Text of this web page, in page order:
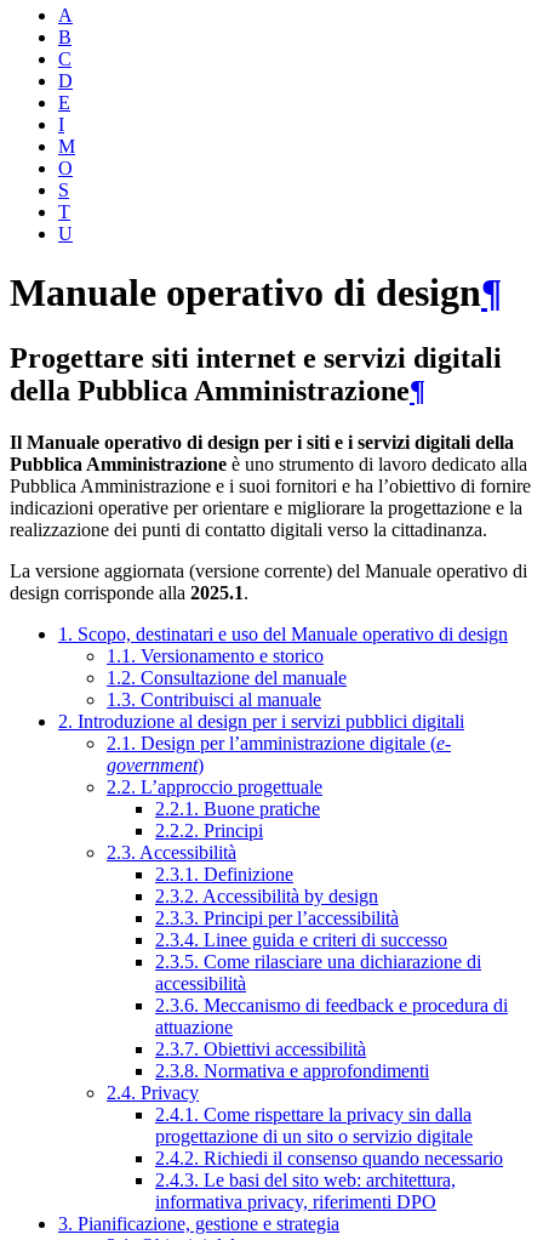
A
B
C
D
E
I
M
O
S
T
U
Manuale operativo di design¶
Progettare siti internet e servizi digitali
della Pubblica Amministrazione¶
Il Manuale operativo di design per i siti e i servizi digitali della
Pubblica Amministrazione è uno strumento di lavoro dedicato alla
Pubblica Amministrazione e i suoi fornitori e ha l’obiettivo di fornire
indicazioni operative per orientare e migliorare la progettazione e la
realizzazione dei punti di contatto digitali verso la cittadinanza.
La versione aggiornata (versione corrente) del Manuale operativo di
design corrisponde alla 2025.1.
1. Scopo, destinatari e uso del Manuale operativo di design
1.1. Versionamento e storico
1.2. Consultazione del manuale
1.3. Contribuisci al manuale
2. Introduzione al design per i servizi pubblici digitali
2.1. Design per l’amministrazione digitale (e-
government)
2.2. L’approccio progettuale
2.2.1. Buone pratiche
2.2.2. Principi
2.3. Accessibilità
2.3.1. Definizione
2.3.2. Accessibilità by design
2.3.3. Principi per l’accessibilità
2.3.4. Linee guida e criteri di successo
2.3.5. Come rilasciare una dichiarazione di
accessibilità
2.3.6. Meccanismo di feedback e procedura di
attuazione
2.3.7. Obiettivi accessibilità
2.3.8. Normativa e approfondimenti
2.4. Privacy
2.4.1. Come rispettare la privacy sin dalla
progettazione di un sito o servizio digitale
2.4.2. Richiedi il consenso quando necessario
2.4.3. Le basi del sito web: architettura,
informativa privacy, riferimenti DPO
3. Pianificazione, gestione e strategia